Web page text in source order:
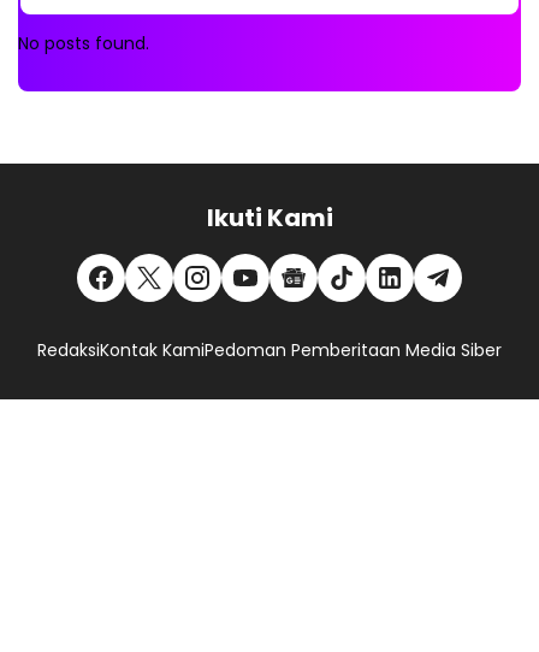
No posts found.
Ikuti Kami
RedaksiKontak KamiPedoman Pemberitaan Media Siber